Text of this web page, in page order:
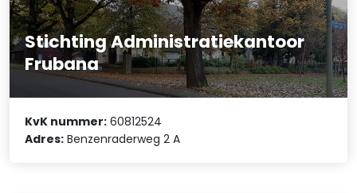
Stichting Administratiekantoor
Frubana
KvK nummer: 60812524
Adres: Benzenraderweg 2 A